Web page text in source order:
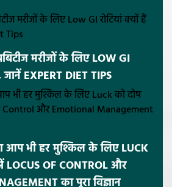
मरीजों के लिए LOW GI
जानें EXPERT DIET TIPS
आप भी हर मुश्किल के लिए LUCK
OF CONTROL और
का पूरा विज्ञान